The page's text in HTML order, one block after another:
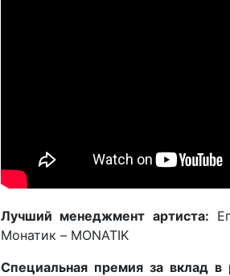
Лучший менеджмент артиста:
Монатик – MONATIK
Специальная премия за вклад в